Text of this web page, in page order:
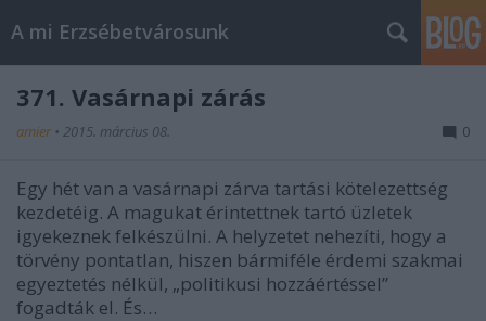
A mi Erzsébetvárosunk
371. Vasárnapi zárás
amier • 2015. március 08. 0
Egy hét van a vasárnapi zárva tartási kötelezettség
kezdetéig. A magukat érintettnek tartó üzletek
igyekeznek felkészülni. A helyzetet nehezíti, hogy a
törvény pontatlan, hiszen bármiféle érdemi szakmai
egyeztetés nélkül, „politikusi hozzáértéssel”
fogadták el. És…